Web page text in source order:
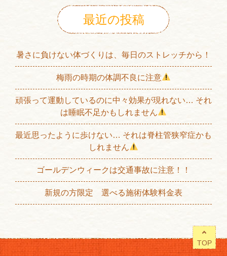
最近の投稿
暑さに負けない体づくりは、毎日のストレッチから！
梅雨の時期の体調不良に注意
頑張って運動しているのに中々効果が現れない… それ
は睡眠不足かもしれません
最近思ったように歩けない… それは脊柱管狭窄症かも
しれません
ゴールデンウィークは交通事故に注意！！
新規の方限定 選べる施術体験料金表
TOP